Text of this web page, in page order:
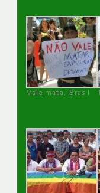
Vale mata, Brasil